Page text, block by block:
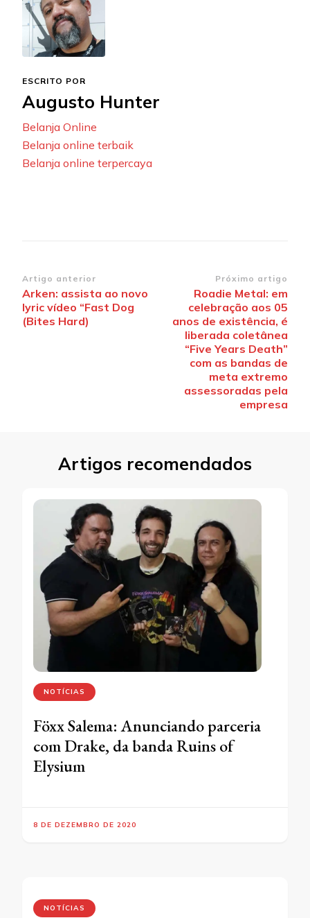
ESCRITO POR
Augusto Hunter
Belanja Online
Belanja online terbaik
Belanja online terpercaya
Navegação
de
post
Artigo anterior
Arken: assista ao novo
lyric vídeo “Fast Dog
(Bites Hard)
Próximo artigo
Roadie Metal: em
celebração aos 05
anos de existência, é
liberada coletânea
“Five Years Death”
com as bandas de
meta extremo
assessoradas pela
empresa
Artigos recomendados
NOTÍCIAS
Föxx Salema: Anunciando parceria
com Drake, da banda Ruins of
Elysium
8 DE DEZEMBRO DE 2020
NOTÍCIAS